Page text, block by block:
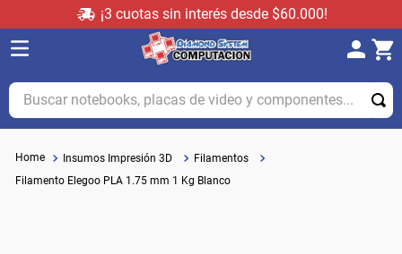
¡3 cuotas sin interés desde $60.000!
Buscar notebooks, placas de video y componentes...
Insumos Impresión 3D
Filamentos
Filamento Elegoo PLA 1.75 mm 1 Kg Blanco